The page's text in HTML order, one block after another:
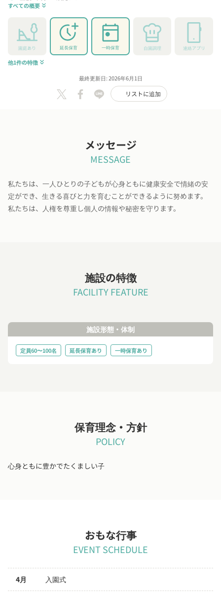
すべての概要 keyboard_double_arrow_down
園庭あり 延長保育 一時保育 自園調理 連絡アプリ
他1件の特徴 keyboard_double_arrow_down
最終更新日: 2026年6月1日
リストに追加
メッセージ
MESSAGE
私たちは、一人ひとりの子どもが心身ともに健康安全で情緒の安
定ができ、生きる喜びと力を育むことができるように努めます。
私たちは、人権を尊重し個人の情報や秘密を守ります。
施設の特徴
FACILITY FEATURE
施設形態・体制
定員60〜100名 延長保育あり 一時保育あり
保育理念・方針
POLICY
心身ともに豊かでたくましい子
おもな行事
EVENT SCHEDULE
4月 入園式